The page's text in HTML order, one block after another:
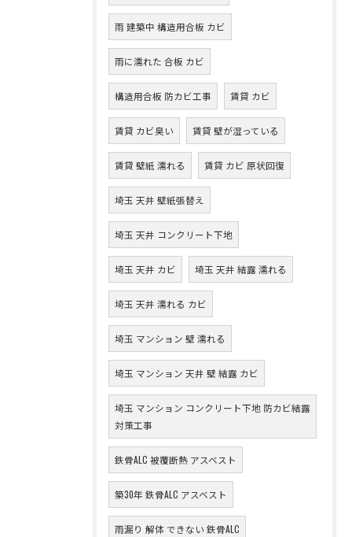
雨 建築中 構造用合板 カビ
雨に濡れた 合板 カビ
構造用合板 防カビ工事 賃貸 カビ
賃貸 カビ臭い 賃貸 壁が湿っている
賃貸 壁紙 濡れる 賃貸 カビ 原状回復
埼玉 天井 壁紙張替え
埼玉 天井 コンクリート下地
埼玉 天井 カビ 埼玉 天井 結露 濡れる
埼玉 天井 濡れる カビ
埼玉 マンション 壁 濡れる
埼玉 マンション 天井 壁 結露 カビ
埼玉 マンション コンクリート下地 防カビ結露
対策工事
鉄骨ALC 被覆断熱 アスベスト
築30年 鉄骨ALC アスベスト
雨漏り 解体 できない 鉄骨ALC